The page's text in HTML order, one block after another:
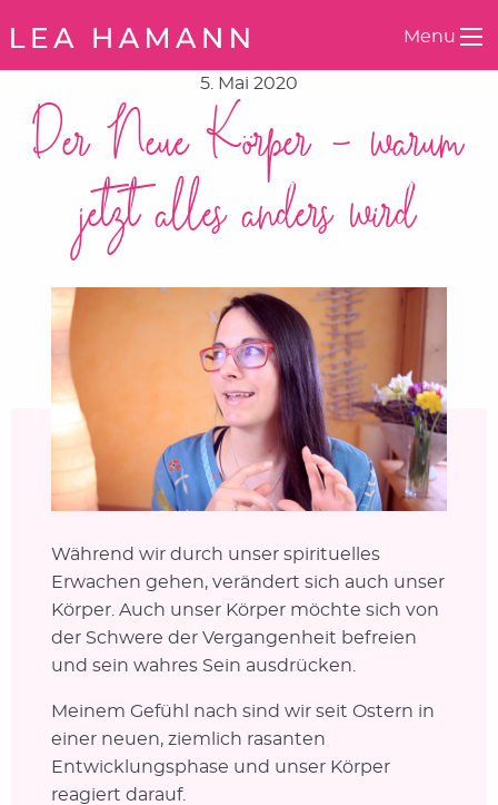
Menu
5. Mai 2020
Der Neue Körper – warum
jetzt alles anders wird
Während wir durch unser spirituelles
Erwachen gehen, verändert sich auch unser
Körper. Auch unser Körper möchte sich von
der Schwere der Vergangenheit befreien
und sein wahres Sein ausdrücken.
Meinem Gefühl nach sind wir seit Ostern in
einer neuen, ziemlich rasanten
Entwicklungsphase und unser Körper
reagiert darauf.